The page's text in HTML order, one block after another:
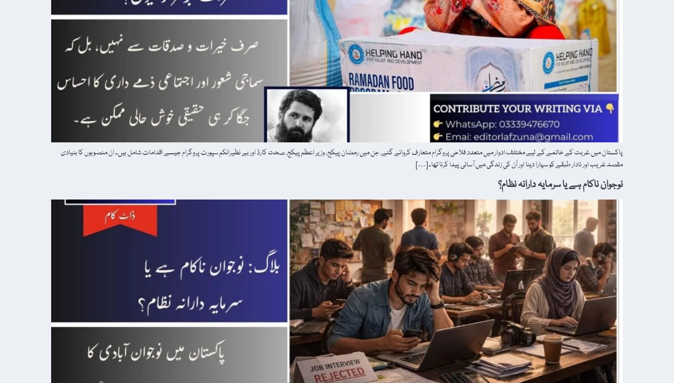
پاکستان میں غربت کے خاتمے کے لیے مختلف ادوار میں متعدد فلاحی پروگرام متعارف کروائے گئے، جن میں رمضان پیکج، وزیر اعظم پیکج، صحت کارڈ اور بے نظیرانکم سپورٹ پروگرام جیسے اقدامات شامل ہیں۔ ان منصوبوں کا بنیادی
مقصد غریب اور نادار طبقے کو سہارا دینا اور اُن کی زندگی میں آسانی پیدا کرنا تھا۔ […]
نوجوان ناکام ہے یا سرمایہ دارانہ نظام؟